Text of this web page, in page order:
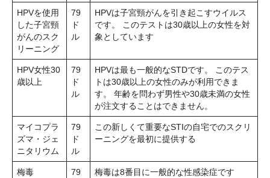
HPVを使用
した子宮頸
がんのスク
リーニング
79
ド
ル
HPVは子宮頸がんを引き起こすウイルス
です。 このテストは30歳以上の女性を対
象としています
HPV女性30
歳以上
79
ド
ル
HPVは最も一般的なSTDです。 このテス
トは30歳以上の女性のみが利用できま
す。 年齢を問わず男性や30歳未満の女性
が注文することはできません。
マイコプラ
ズマ・ジェ
ニタリウム
79
ド
ル
この新しくて重要なSTIの自宅でのスクリ
ーニングを最初に提供する
梅毒
79
梅毒は8番目に一般的な性感染症です